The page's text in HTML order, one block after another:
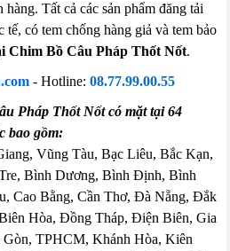
Tất cả các sản phẩm đăng tải
tế, có tem chống hàng giả và tem bảo
Chim Bồ Câu Pháp Thốt Nốt.
- Hotline: 08.77.99.00.55
Pháp Thốt Nốt có mặt tại 64
bao gồm:
Vũng Tàu, Bạc Liêu, Bắc Kạn,
Bình Dương, Bình Định, Bình
Cao Bằng, Cần Thơ, Đà Nẵng, Đắk
Hòa, Đồng Tháp, Điện Biên, Gia
TPHCM, Khánh Hòa, Kiên